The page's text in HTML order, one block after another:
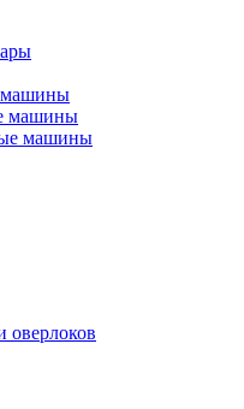
машины
машины
машины